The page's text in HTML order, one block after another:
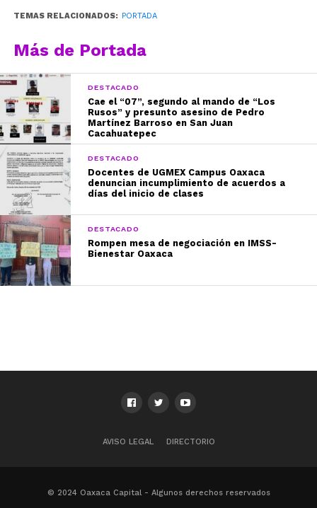
TEMAS RELACIONADOS: PORTADA
Más de Portada
DESTACADO
Cae el “07”, segundo al mando de “Los
Rusos” y presunto asesino de Pedro
Martínez Barroso en San Juan
Cacahuatepec
DESTACADO
Docentes de UGMEX Campus Oaxaca
denuncian incumplimiento de acuerdos a
días del inicio de clases
DESTACADO
Rompen mesa de negociación en IMSS-
Bienestar Oaxaca
AVISO LEGAL DIRECTORIO
© 2024 Oaxaca Capital - Algunos derechos reservados